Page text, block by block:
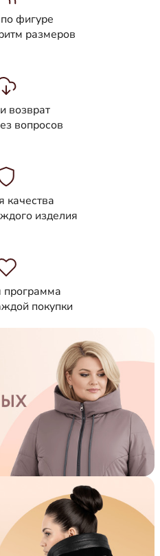
фигуре
размеров
возврат
вопросов
качества
изделия
программа
покупки